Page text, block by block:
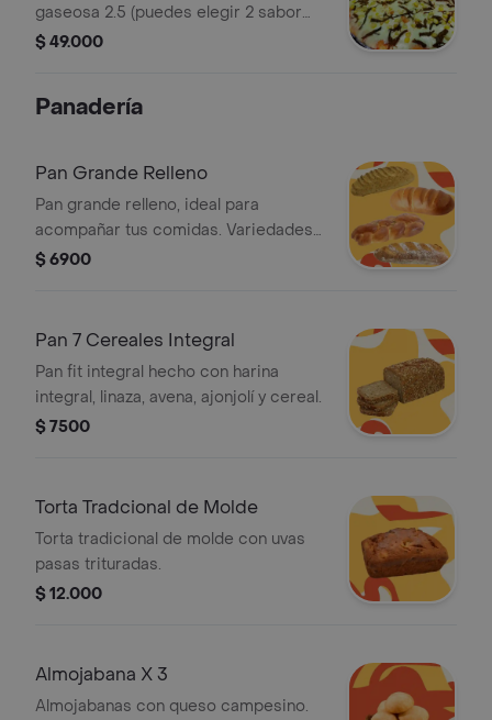
gaseosa 2.5 (puedes elegir 2 sabor
de pizza).
$ 49.000
Panadería
Pan Grande Relleno
Pan grande relleno, ideal para
acompañar tus comidas. Variedades
visibles: integral, blanco, trenzado y
$ 6900
Pan 7 Cereales Integral
Pan fit integral hecho con harina
integral, linaza, avena, ajonjolí y cereal.
$ 7500
Torta Tradcional de Molde
Torta tradicional de molde con uvas
pasas trituradas.
$ 12.000
Almojabana X 3
Almojabanas con queso campesino.